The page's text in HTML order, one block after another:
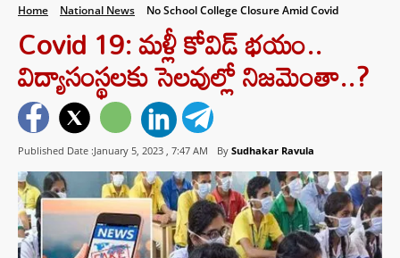
Home National News No School College Closure Amid Covid
Covid 19: మళ్లీ కోవిడ్‌ భయం..
విద్యాసంస్థలకు సెలవుల్లో నిజమెంతా..?
Published Date :January 5, 2023 , 7:47 AM By Sudhakar Ravula